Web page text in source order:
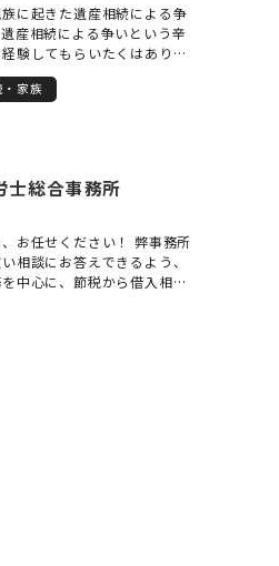
に起きた遺産相続による争
産相続による争いという辛
験してもらいたくはありま
続による争いを一つでも少
長嶋の使命だと考えていま
・家族
士総合事務所
お任せください！ 弊事務所
相談にお答えできるよう、
中心に、節税から借入相
、豊富な提携専門家ととも
スを提供しています。 「困